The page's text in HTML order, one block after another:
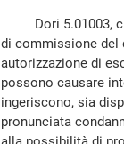
Dori 5.01003,
di commissione del
autorizzazione di
possono causare
ingeriscono, sia
pronunciata